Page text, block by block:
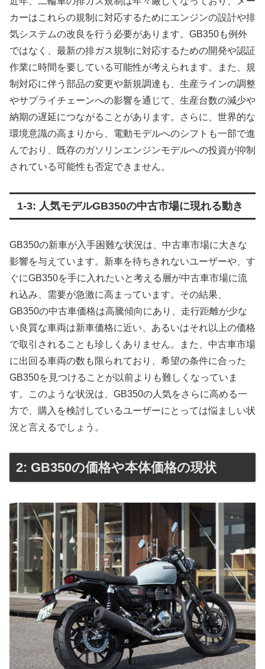
カーはこれらの規制に対応するためにエンジンの設計や排
気システムの改良を行う必要があります。GB350も例外
ではなく、最新の排ガス規制に対応するための開発や認証
作業に時間を要している可能性が考えられます。また、規
制対応に伴う部品の変更や新規調達も、生産ラインの調整
やサプライチェーンへの影響を通じて、生産台数の減少や
納期の遅延につながることがあります。さらに、世界的な
環境意識の高まりから、電動モデルへのシフトも一部で進
んでおり、既存のガソリンエンジンモデルへの投資が抑制
されている可能性も否定できません。
1-3: 人気モデルGB350の中古市場に現れる動き
GB350の新車が入手困難な状況は、中古車市場に大きな
影響を与えています。新車を待ちきれないユーザーや、す
ぐにGB350を手に入れたいと考える層が中古車市場に流
れ込み、需要が急激に高まっています。その結果、
GB350の中古車価格は高騰傾向にあり、走行距離が少な
い良質な車両は新車価格に近い、あるいはそれ以上の価格
で取引されることも珍しくありません。また、中古車市場
に出回る車両の数も限られており、希望の条件に合った
GB350を見つけることが以前よりも難しくなっていま
す。このような状況は、GB350の人気をさらに高める一
方で、購入を検討しているユーザーにとっては悩ましい状
況と言えるでしょう。
2: GB350の価格や本体価格の現状